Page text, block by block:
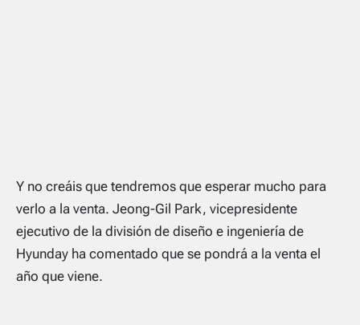
Y no creáis que tendremos que esperar mucho para
verlo a la venta. Jeong-Gil Park, vicepresidente
ejecutivo de la división de diseño e ingeniería de
Hyunday ha comentado que se pondrá a la venta el
año que viene.